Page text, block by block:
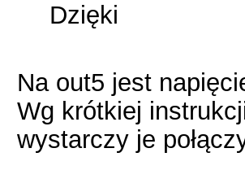
Dzięki
Na out5 jest
Wg krótkiej
wystarczy je